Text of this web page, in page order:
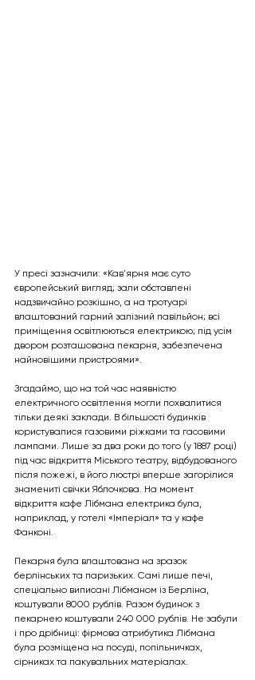
У пресі зазначили: «Кав'ярня має суто
європейський вигляд; зали обставлені
надзвичайно розкішно, а на тротуарі
влаштований гарний залізний павільйон; всі
приміщення освітлюються електрикою; під усім
двором розташована пекарня, забезпечена
найновішими пристроями».
Згадаймо, що на той час наявністю
електричного освітлення могли похвалитися
тільки деякі заклади. В більшості будинків
користувалися газовими ріжками та гасовими
лампами. Лише за два роки до того (у 1887 році)
під час відкриття Міського театру, відбудованого
після пожежі, в його люстрі вперше загорілися
знамениті свічки Яблочкова. На момент
відкриття кафе Лібмана електрика була,
наприклад, у готелі «Імперіал» та у кафе
Фанконі.
Пекарня була влаштована на зразок
берлінських та паризьких. Самі лише печі,
спеціально виписані Лібманом із Берліна,
коштували 8000 рублів. Разом будинок з
пекарнею коштували 240 000 рублів. Не забули
і про дрібниці: фірмова атрибутика Лібмана
була розміщена на посуді, попільничках,
сірниках та пакувальних матеріалах.